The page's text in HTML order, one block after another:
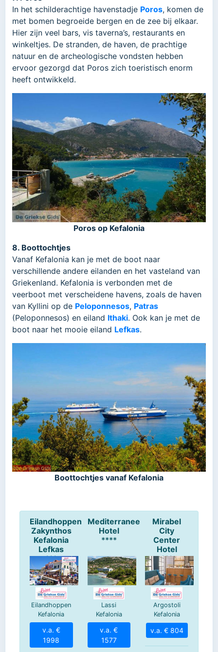
In het schilderachtige havenstadje Poros, komen de
met bomen begroeide bergen en de zee bij elkaar.
Hier zijn veel bars, vis taverna’s, restaurants en
winkeltjes. De stranden, de haven, de prachtige
natuur en de archeologische vondsten hebben
ervoor gezorgd dat Poros zich toeristisch enorm
heeft ontwikkeld.
Poros op Kefalonia
8. Boottochtjes
Vanaf Kefalonia kan je met de boot naar
verschillende andere eilanden en het vasteland van
Griekenland. Kefalonia is verbonden met de
veerboot met verscheidene havens, zoals de haven
van Kyllini op de Peloponnesos, Patras
(Peloponnesos) en eiland Ithaki. Ook kan je met de
boot naar het mooie eiland Lefkas.
Boottochtjes vanaf Kefalonia